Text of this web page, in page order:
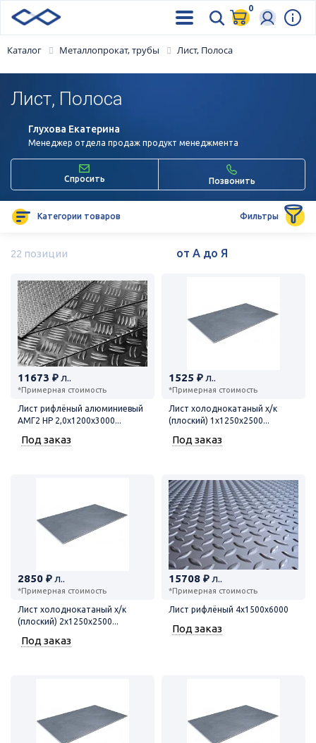
0
Каталог Металлопрокат, трубы Лист, Полоса
Лист, Полоса
Глухова Екатерина
Менеджер отдела продаж продукт менеджмента
Спросить Позвонить
Категории товаров Фильтры
22 позиции
11673 ₽ л..
*Примерная стоимость
Лист рифлёный алюминиевый
АМГ2 НР 2,0х1200х3000...
Под заказ
1525 ₽ л..
*Примерная стоимость
Лист холоднокатаный х/к
(плоский) 1х1250х2500...
Под заказ
2850 ₽ л..
*Примерная стоимость
Лист холоднокатаный х/к
(плоский) 2х1250х2500...
Под заказ
15708 ₽ л..
*Примерная стоимость
Лист рифлёный 4х1500х6000
Под заказ